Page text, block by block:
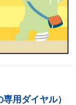
用ダイヤル）